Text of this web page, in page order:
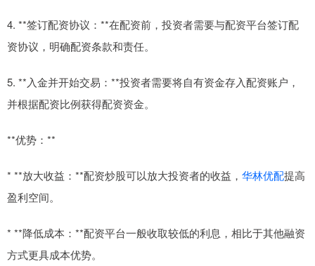
4. **签订配资协议：**在配资前，投资者需要与配资平台签订配
资协议，明确配资条款和责任。
5. **入金并开始交易：**投资者需要将自有资金存入配资账户，
并根据配资比例获得配资资金。
**优势：**
* **放大收益：**配资炒股可以放大投资者的收益， 华林优配提高
盈利空间。
* **降低成本：**配资平台一般收取较低的利息，相比于其他融资
方式更具成本优势。